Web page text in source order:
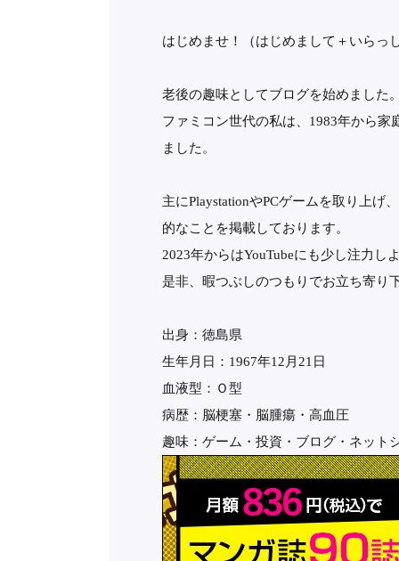
はじめませ！（はじめまして＋いらっ
老後の趣味としてブログを始めました
ファミコン世代の私は、1983年から家
ました。
主にPlaystationやPCゲームを取り上げ
的なことを掲載しております。
2023年からはYouTubeにも少し注力し
是非、暇つぶしのつもりでお立ち寄り
出身：徳島県
生年月日：1967年12月21日
血液型：Ｏ型
病歴：脳梗塞・脳腫瘍・高血圧
趣味：ゲーム・投資・ブログ・ネット